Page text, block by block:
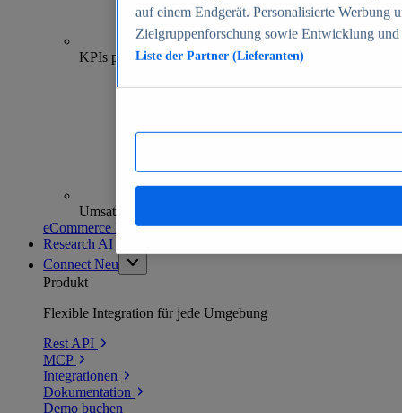
70+
KPIs pro Shop
Umsatzanalysen und -prognosen
eCommerce Insights entdecken
Research AI
Connect Neu
Produkt
Flexible Integration für jede Umgebung
Rest API
MCP
Integrationen
Dokumentation
Demo buchen
auf einem Endgerät. Personalisierte Werbung
Zielgruppenforschung sowie Entwicklung
Liste der Partner (Lieferanten)